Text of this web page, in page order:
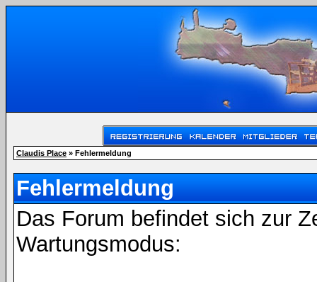
Claudis Place » Fehlermeldung
Fehlermeldung
Das Forum befindet sich zur
Wartungsmodus: